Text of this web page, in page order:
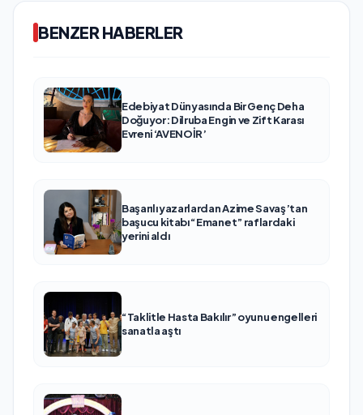
BENZER HABERLER
Edebiyat Dünyasında Bir Genç Deha
Doğuyor: Dilruba Engin ve Zift Karası
Evreni ‘AVENOİR’
Başarılı yazarlardan Azime Savaş’tan
başucu kitabı “Emanet” raflardaki
yerini aldı
“Taklitle Hasta Bakılır” oyunu engelleri
sanatla aştı